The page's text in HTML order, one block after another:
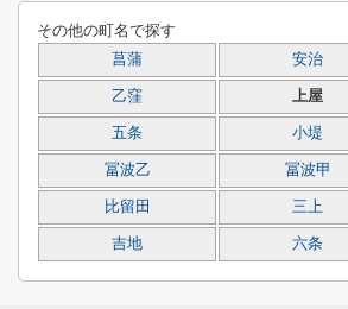
その他の町名で探す
菖蒲 安治
乙窪 上屋
五条 小堤
冨波乙 冨波甲
比留田 三上
吉地 六条